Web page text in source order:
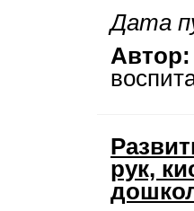
Дата
Автор:
рук,